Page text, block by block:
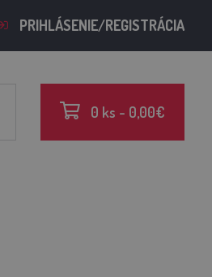
PRIHLÁSENIE/REGISTRÁCIA
0 ks - 0,00€